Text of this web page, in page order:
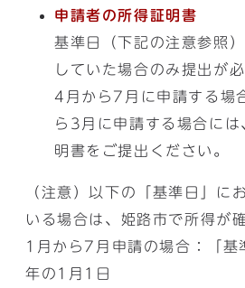
申請者の所得証明書
基準日（下記の注意参照
していた場合のみ提出が必
4月から7月に申請する場
ら3月に申請する場合には
明書をご提出ください。
（注意）以下の「基準日」に
いる場合は、姫路市で所得が
1月から7月申請の場合：「基
年の1月1日